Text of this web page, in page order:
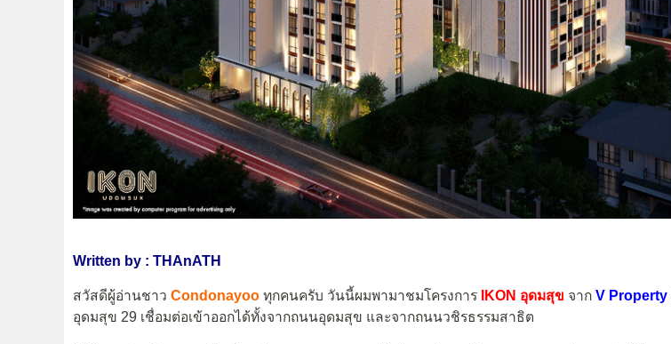
Written by : THAnATH
สวัสดีผู้อ่านชาว Condonayoo ทุกคนครับ วันนี้ผมพามาชมโครงการ IKON อุดมสุข จาก V Property
อุดมสุข 29 เชื่อมต่อเข้าออกได้ทั้งจากถนนอุดมสุข และจากถนนวชิรธรรมสาธิต